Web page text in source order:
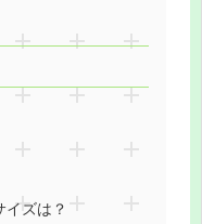
イズは？